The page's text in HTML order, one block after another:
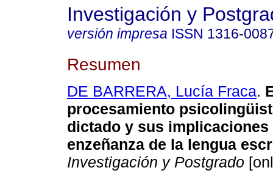
Investigación y
versión impresa ISSN 1316-
Resumen
DE BARRERA, Lucía Fraca.
procesamiento psicolingü
dictado y sus implicaciones
enzeñanza de la lengua
Investigación y Postgrado